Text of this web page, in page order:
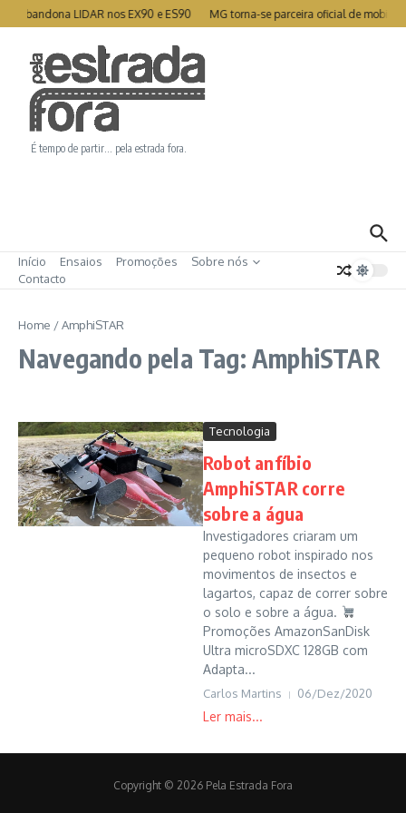
Ir para o conteúdo
abandona LIDAR nos EX90 e ES90 MG torna-se parceira oficial de
É tempo de partir… pela estrada fora.
Início Ensaios Promoções
Sobre nós
Contacto
Home /AmphiSTAR
Navegando pela Tag: AmphiSTAR
Tecnologia
Robot anfíbio
AmphiSTAR corre
sobre a água
Investigadores criaram um
pequeno robot inspirado nos
movimentos de insectos e
lagartos, capaz de correr sobre
o solo e sobre a água.
Promoções AmazonSanDisk
Ultra microSDXC 128GB com
Adapta...
Carlos Martins 06/Dez/2020
Copyright © 2026 Pela Estrada Fora